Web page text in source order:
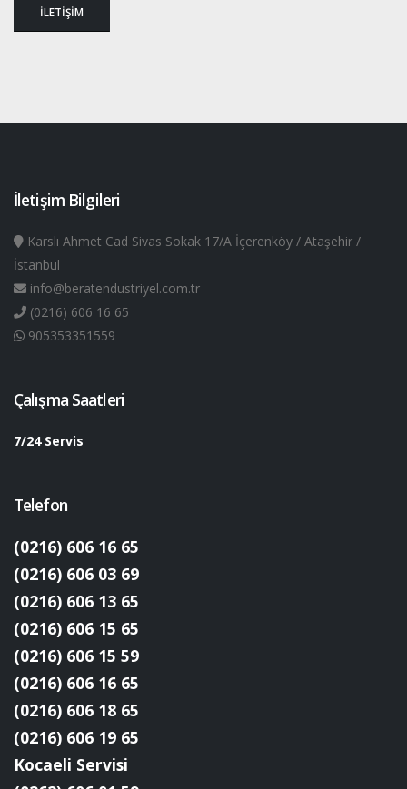
İLETİŞİM
İletişim Bilgileri
Karslı Ahmet Cad Sivas Sokak 17/A İçerenköy / Ataşehir /
İstanbul
info@beratendustriyel.com.tr
(0216) 606 16 65
905353351559
Çalışma Saatleri
7/24 Servis
Telefon
(0216) 606 16 65
(0216) 606 03 69
(0216) 606 13 65
(0216) 606 15 65
(0216) 606 15 59
(0216) 606 16 65
(0216) 606 18 65
(0216) 606 19 65
Kocaeli Servisi